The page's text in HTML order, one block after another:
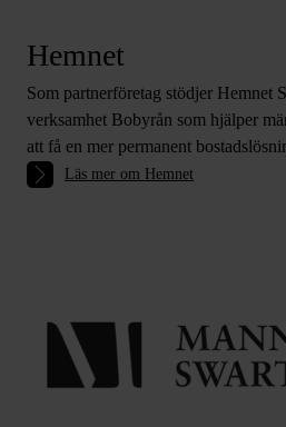
Hemnet
Som partnerföretag stödjer Hemnet
verksamhet Bobyrån som hjälper
att få en mer permanent
Läs mer om Hemnet